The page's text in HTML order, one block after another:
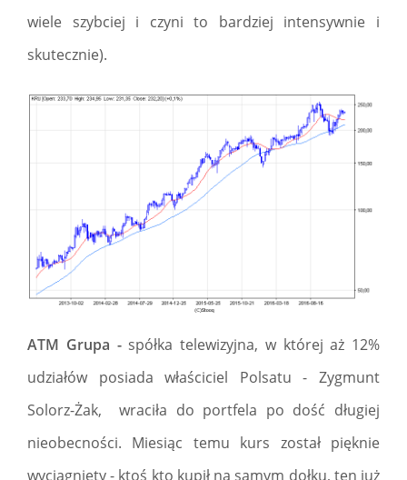
wiele szybciej i czyni to bardziej intensywnie i
skutecznie).
ATM Grupa - spółka telewizyjna, w której aż 12%
udziałów posiada właściciel Polsatu - Zygmunt
Solorz-Żak, wraciła do portfela po dość długiej
nieobecności. Miesiąc temu kurs został pięknie
wyciągnięty - ktoś kto kupił na samym dołku, ten już